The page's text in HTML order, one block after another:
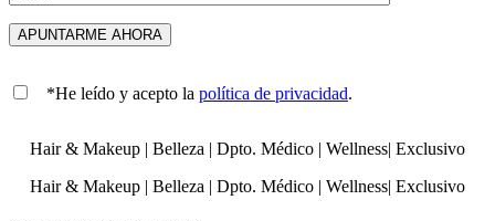
*He leído y acepto la política de privacidad.
Hair & Makeup | Belleza | Dpto. Médico | Wellness| Exclusivo
Hair & Makeup | Belleza | Dpto. Médico | Wellness| Exclusivo